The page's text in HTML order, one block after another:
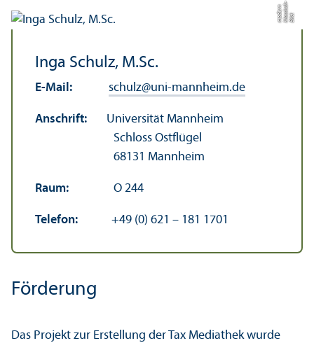
Bil
d:
kl
a
s
si
s
ch-m
o
d
e
r
n
Inga Schulz, M.Sc.
E-Mail: schulz@uni-mannheim.de
Anschrift: Universität Mannheim
Schloss Ostflügel
68131 Mannheim
Raum: O 244
Telefon: +49 (0) 621 – 181 1701
Förderung
Das Projekt zur Erstellung der Tax Mediathek wurde